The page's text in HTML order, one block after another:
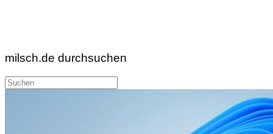
milsch.de durchsuchen
Suche
nach: